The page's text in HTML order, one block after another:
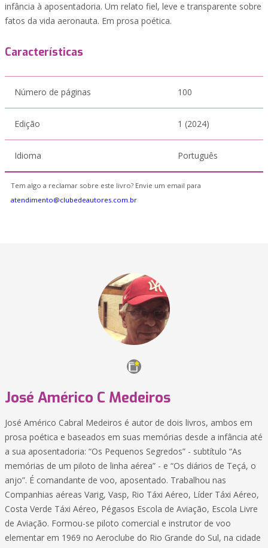
infância à aposentadoria. Um relato fiel, leve e transparente sobre
fatos da vida aeronauta. Em prosa poética.
Características
Número de páginas 100
Edição 1 (2024)
Idioma Português
Tem algo a reclamar sobre este livro? Envie um email para
atendimento@clubedeautores.com.br
José Américo C Medeiros
José Américo Cabral Medeiros é autor de dois livros, ambos em
prosa poética e baseados em suas memórias desde a infância até
a sua aposentadoria: “Os Pequenos Segredos” - subtítulo “As
memórias de um piloto de linha aérea” - e “Os diários de Teçá, o
anjo”. É comandante de voo, aposentado. Trabalhou nas
Companhias aéreas Varig, Vasp, Rio Táxi Aéreo, Líder Táxi Aéreo,
Costa Verde Táxi Aéreo, Pégasos Escola de Aviação, Escola Livre
de Aviação. Formou-se piloto comercial e instrutor de voo
elementar em 1969 no Aeroclube do Rio Grande do Sul, na cidade